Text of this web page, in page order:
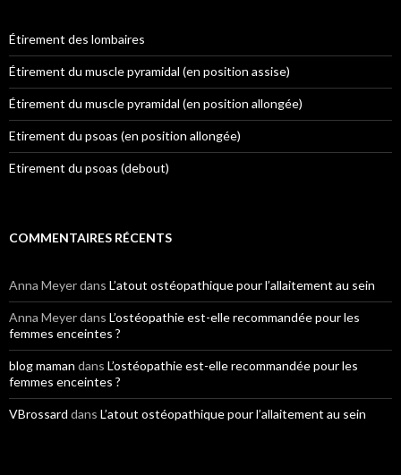
Étirement des lombaires
Étirement du muscle pyramidal (en position assise)
Étirement du muscle pyramidal (en position allongée)
Etirement du psoas (en position allongée)
Etirement du psoas (debout)
COMMENTAIRES RÉCENTS
Anna Meyerdans L’atout ostéopathique pour l’allaitement au sein
Anna Meyerdans L’ostéopathie est-elle recommandée pour les
femmes enceintes ?
blog maman dans L’ostéopathie est-elle recommandée pour les
femmes enceintes ?
VBrossard dans L’atout ostéopathique pour l’allaitement au sein